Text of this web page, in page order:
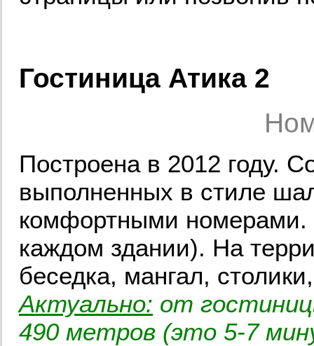
Гостиница Атика 2
Построена в 2012 году.
выполненных в стиле
комфортными номерами.
каждом здании). На
беседка, мангал,
Актуально: от
490 метров (это 5-7